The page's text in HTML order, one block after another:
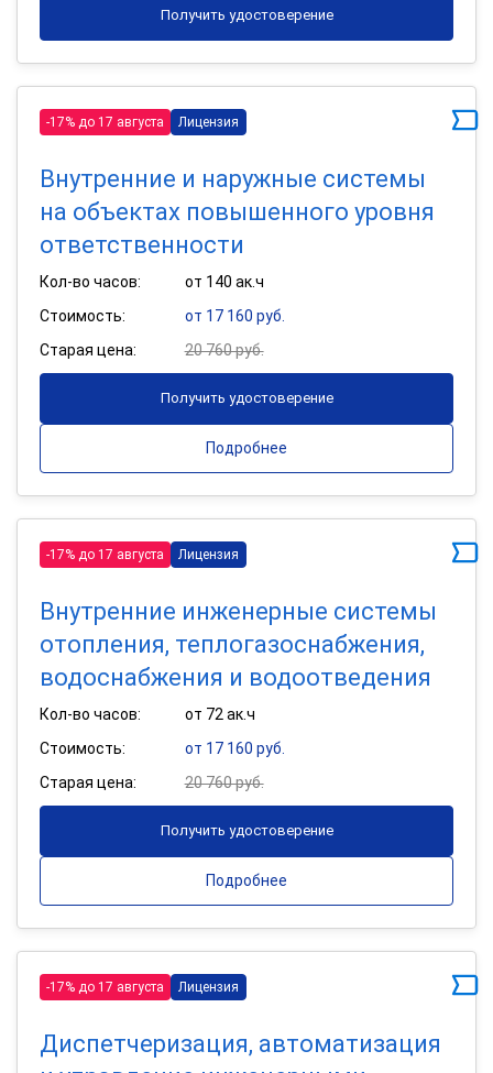
Получить удостоверение
-17% до 17 августа Лицензия
Внутренние и наружные системы
на объектах повышенного уровня
ответственности
Кол-во часов:
от 140 ак.ч
Стоимость:
от 17 160 руб.
Старая цена:
20 760 руб.
Получить удостоверение
Подробнее
-17% до 17 августа Лицензия
Внутренние инженерные системы
отопления, теплогазоснабжения,
водоснабжения и водоотведения
Кол-во часов:
от 72 ак.ч
Стоимость:
от 17 160 руб.
Старая цена:
20 760 руб.
Получить удостоверение
Подробнее
-17% до 17 августа Лицензия
Диспетчеризация, автоматизация